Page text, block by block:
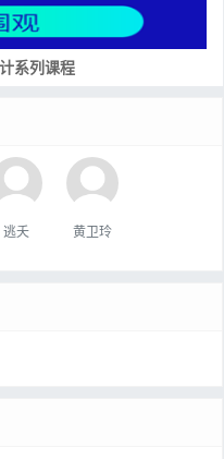
系列课程
逃夭 黄卫玲